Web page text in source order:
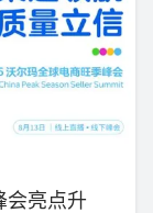
会亮点升